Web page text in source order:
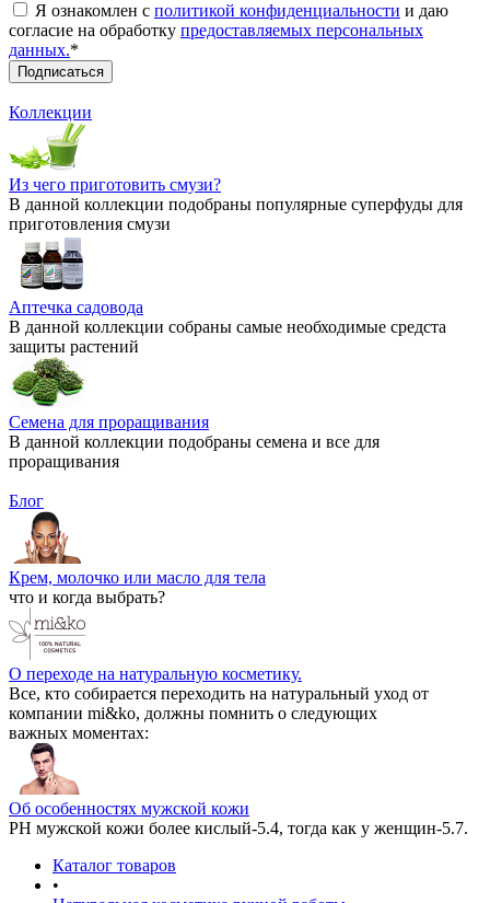
Я ознакомлен с политикой конфиденциальности и даю
согласие на обработку предоставляемых персональных
данных.*
Коллекции
Из чего приготовить смузи?
В данной коллекции подобраны популярные суперфуды для
приготовления смузи
Аптечка садовода
В данной коллекции собраны самые необходимые средста
защиты растений
Семена для проращивания
В данной коллекции подобраны семена и все для
проращивания
Блог
Крем, молочко или масло для тела
что и когда выбрать?
О переходе на натуральную косметику.
Все, кто собирается переходить на натуральный уход от
компании mi&ko, должны помнить о следующих
важных моментах:
Об особенностях мужской кожи
РН мужской кожи более кислый-5.4, тогда как у женщин-5.7.
Каталог товаров
•